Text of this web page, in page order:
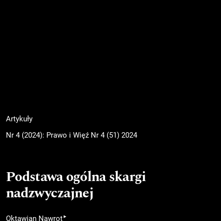
Artykuły
Nr 4 (2024): Prawo i Więź Nr 4 (51) 2024
Podstawa ogólna skargi
nadzwyczajnej
Oktawian Nawrot▸